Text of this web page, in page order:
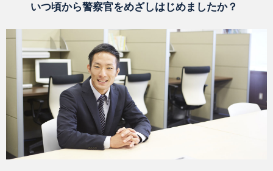
いつ頃から警察官をめざしはじめましたか？